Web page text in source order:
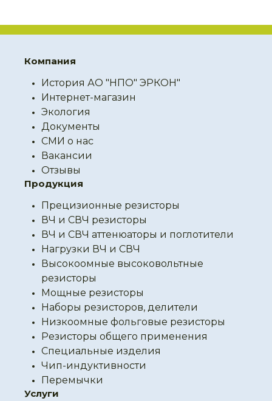
Компания
История АО "НПО" ЭРКОН"
Интернет-магазин
Экология
Документы
СМИ о нас
Вакансии
Отзывы
Продукция
Прецизионные резисторы
ВЧ и СВЧ резисторы
ВЧ и СВЧ аттенюаторы и поглотители
Нагрузки ВЧ и СВЧ
Высокоомные высоковольтные
резисторы
Мощные резисторы
Наборы резисторов, делители
Низкоомные фольговые резисторы
Резисторы общего применения
Специальные изделия
Чип-индуктивности
Перемычки
Услуги